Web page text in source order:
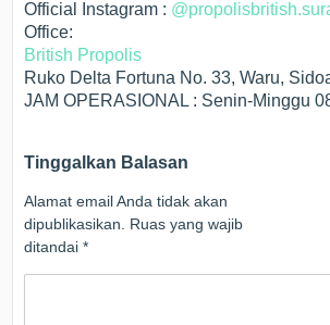
Official Instagram :
Office:
British Propolis
Ruko Delta Fortuna No. 33, Waru,
JAM OPERASIONAL : Senin-Minggu
Tinggalkan Balasan
Alamat email Anda tidak akan
dipublikasikan.
Ruas yang wajib
ditandai*